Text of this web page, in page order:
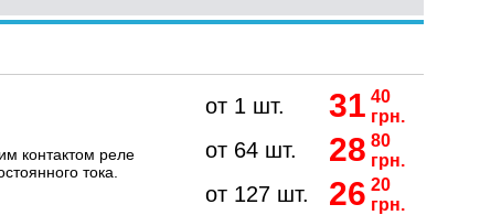
контактом реле
тока.
от 1 шт. 31 40
грн.
от 64 шт. 28 80
грн.
от 127 шт. 26 20
грн.